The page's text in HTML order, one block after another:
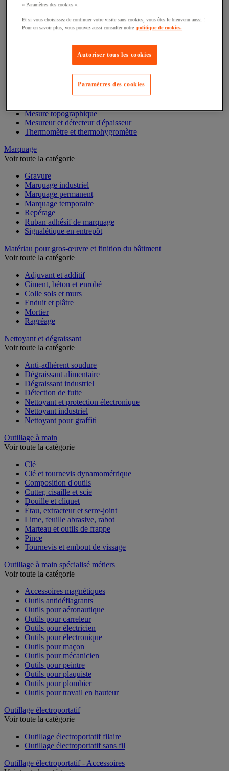
Compteur et compteur-métreur
Dynamomètre
Mesure de distance
Mesure de la vitesse
Mesure de l'environnement
Mesure d'électricité
Mesure du temps
Mesure topographique
Mesureur et détecteur d'épaisseur
Thermomètre et thermohygromètre
Marquage
Voir toute la catégorie
Gravure
Marquage industriel
Marquage permanent
Marquage temporaire
Repérage
Ruban adhésif de marquage
Signalétique en entrepôt
Matériau pour gros-œuvre et finition du bâtiment
Voir toute la catégorie
Adjuvant et additif
Ciment, béton et enrobé
Colle sols et murs
Enduit et plâtre
Mortier
Ragréage
Nettoyant et dégraissant
Voir toute la catégorie
Anti-adhérent soudure
Dégraissant alimentaire
Dégraissant industriel
Détection de fuite
Nettoyant et protection électronique
Nettoyant industriel
Nettoyant pour graffiti
Outillage à main
Voir toute la catégorie
Clé
Clé et tournevis dynamométrique
Composition d'outils
Cutter, cisaille et scie
Douille et cliquet
Étau, extracteur et serre-joint
Lime, feuille abrasive, rabot
Marteau et outils de frappe
Pince
Tournevis et embout de vissage
Outillage à main spécialisé métiers
Voir toute la catégorie
Accessoires magnétiques
Outils antidéflagrants
Outils pour aéronautique
Outils pour carreleur
Outils pour électricien
Outils pour électronique
Outils pour maçon
Outils pour mécanicien
Outils pour peintre
Outils pour plaquiste
Outils pour plombier
Outils pour travail en hauteur
Outillage électroportatif
Voir toute la catégorie
Outillage électroportatif filaire
Outillage électroportatif sans fil
Outillage électroportatif - Accessoires
« Paramètres des cookies ».
Et si vous choisissez de continuer votre visite sans cookies, vous êtes le bienvenu aussi !
Pour en savoir plus, vous pouvez aussi consulter notre politique de cookies.
Autoriser tous les cookies
Paramètres des cookies